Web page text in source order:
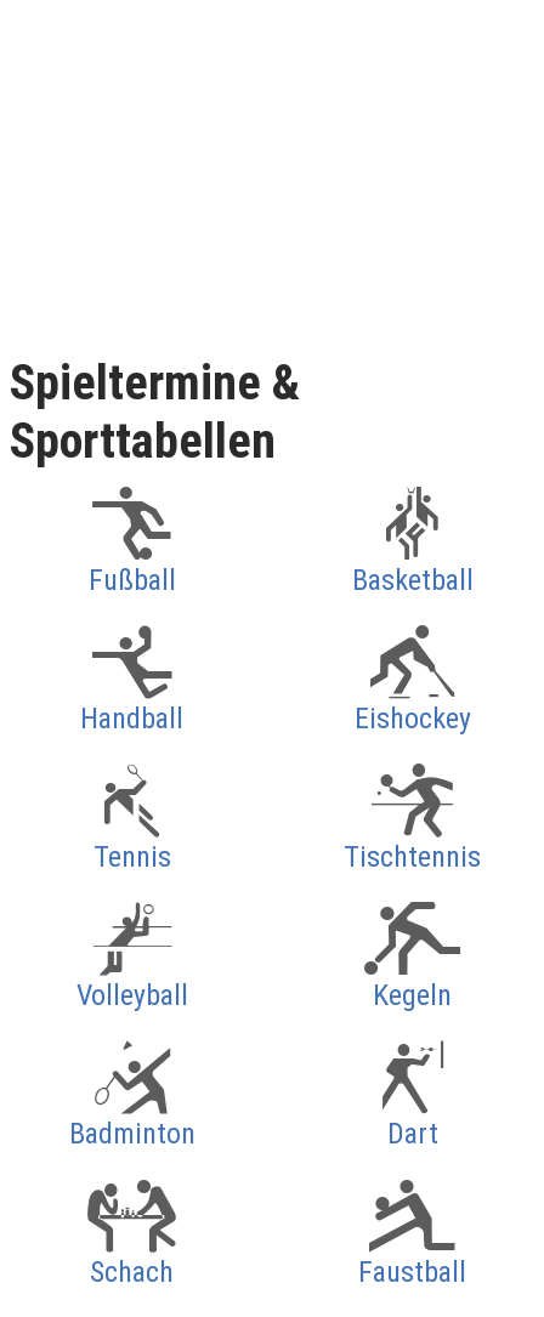
Spieltermine &
Sporttabellen
Fußball Basketball
Handball Eishockey
Tennis Tischtennis
Volleyball Kegeln
Badminton Dart
Schach Faustball